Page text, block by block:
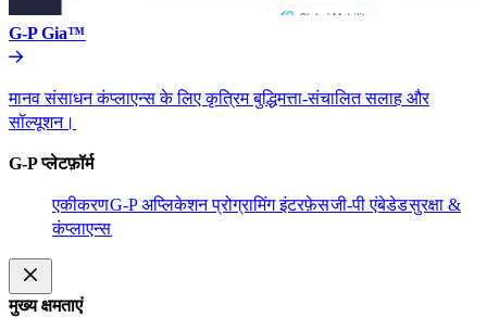
G-P Gia™​​
मानव संसाधन कंप्लाएन्स के लिए कृत्रिम बुद्धिमत्ता-संचालित सलाह और
सॉल्यूशन।​​
G-P प्लेटफ़ॉर्म​​
एकीकरण​​G-P अप्लिकेशन प्रोग्रामिंग इंटरफ़ेस​​जी-पी एंबेडेड​​सुरक्षा &
कंप्लाएन्स​​
मुख्य क्षमताएं​​